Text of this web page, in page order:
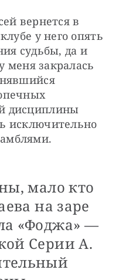
вернется в
у него опять
судьбы, да и
меня закралась
дисциплины
исключительно
мало кто
на заре
«Фоджа» —
Серии А.